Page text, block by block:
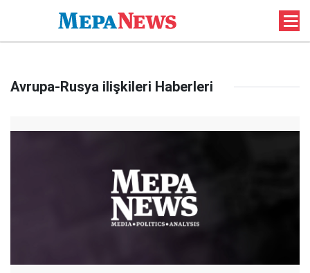
Avrupa-Rusya ilişkileri Haberleri